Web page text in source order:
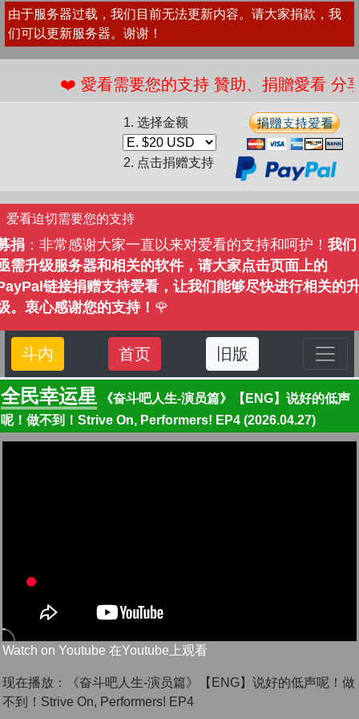
由于服务器过载，我们目前无法更新内容。请大家捐款，我
们可以更新服务器。谢谢！
❤️ 愛看需要您的支持 贊助、捐贈愛看 分享
1. 选择金额
2. 点击捐赠支持
爱看迫切需要您的支持
捐 ：非常感谢大家一直以来对爱看的支持和呵护！ 我们
需升级服务器和相关的软件，请大家点击页面上的
链接捐赠支持爱看，让我们能够尽快进行相关的
。衷心感谢您的支持！ 🌹
斗内 首页 旧版
全民幸运星
《奋斗吧人生-演员篇》【ENG】说好的低声
呢！做不到！Strive On, Performers! EP4 (2026.04.27)
Watch on Youtube 在Youtube上观看
现在播放：《奋斗吧人生-演员篇》【ENG】说好的低声呢！做
不到！Strive On, Performers! EP4